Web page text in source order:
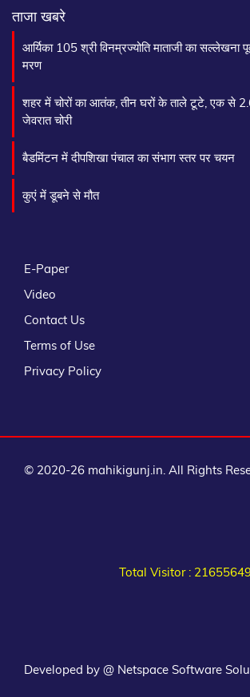
ताजा खबरे
आर्यिका 105 श्री विनम्रज्योति माताजी का सल्लेखना
मरण
शहर में चोरों का आतंक, तीन घरों के ताले टूटे, एक से
जेवरात चोरी
बैडमिंटन में दीपशिखा पंचाल का संभाग स्तर पर चयन
कुएं में डूबने से मौत
E-Paper
Video
Contact Us
Terms of Use
Privacy Policy
© 2020-26 mahikigunj.in. All Rights
Total Visitor :
Developed by @ Netspace Software